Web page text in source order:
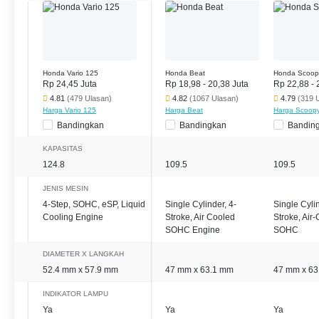
Honda Vario 125
Rp 24,45 Juta
4.81 (479 Ulasan)
Harga Vario 125
Bandingkan
Honda Beat
Rp 18,98 - 20,38 Juta
4.82 (1067 Ulasan)
Harga Beat
Bandingkan
Honda
Rp 22,88 -
4.79 (319
Harga
KAPASITAS
124.8 109.5 109.5
JENIS MESIN
4-Step, SOHC, eSP, Liquid
Cooling Engine
Single Cylinder, 4-
Stroke, Air Cooled
SOHC Engine
Single
Stroke, Air-
SOHC
DIAMETER X LANGKAH
52.4 mm x 57.9 mm 47 mm x 63.1 mm 47 mm x
INDIKATOR LAMPU
Ya Ya Ya